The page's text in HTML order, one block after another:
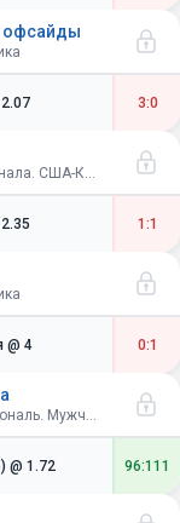
офсайды
3:0
Футбол / Чемпионат мира 2026. 1/16 финала. США-Канада-Мексика
1:1
@ 4 0:1
Баскетбол / Пуэрто-Рико. Супериор Насиональ. Мужчины
@ 1.72 96:111